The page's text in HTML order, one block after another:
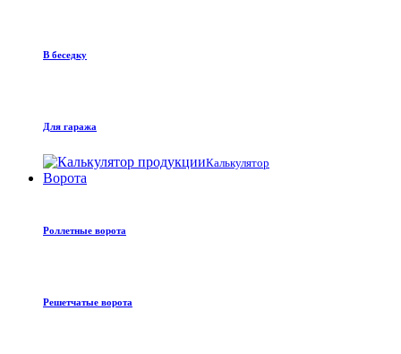
В беседку
Для гаража
Калькулятор
Ворота
Роллетные ворота
Решетчатые ворота